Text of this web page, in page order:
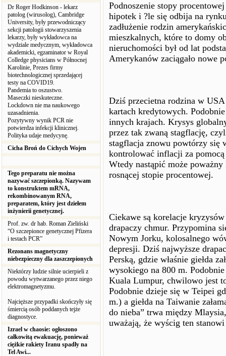
Dr Roger Hodkinson - lekarz
patolog (wirusolog), Cambridge
University, były przewodniczący
sekcji patologii stowarzyszenia
lekarzy, były wykładowca na
wydziale medycznym, wykładowca
akademicki, egzaminator w Royal
Colledge physicians w Północnej
Karolinie, Prezes firmy
biotechnologicznej sprzedającej
testy na COVID19.
Pandemia to oszustwo.
Maseczki nieskuteczne.
Lockdown nie ma naukowego
uzasadnienia.
Pozytywny wynik PCR nie
potwierdza infekcji klinicznej.
Polityka udaje medycynę.
Cicha Broń do Cichych Wojen
Tego preparatu nie można
nazywać szczepionką. Nazywam
to konstruktem mRNA,
rekombinowanym RNA,
preparatem, który jest dziełem
inżynierii genetycznej.
Prof. zw. dr hab. Roman Zieliński
“O szczepionce genetycznej Pfizera
i testach PCR”
Rezonans magnetyczny
niebezpieczny dla zaszczepionych
Niektórzy ludzie silnie ucierpieli z
powodu wytwarzanego przez niego
elektromagnetyzmu.
Najcięższe przypadki skończyły się
śmiercią osób poddanych tejże
diagnostyce.
Izrael w chaosie: ogłoszono
całkowitą ewakuację, ponieważ
ciężkie rakiety Iranu spadły na
Tel Awi...
Podnoszenie stopy
hipotek i ?le się odbija na
zadłużenie rodzin
mieszkalnych, które to domy
nieruchomości był od lat
Amerykanów zaciągało nowe
Dziś przecietna rodzina w
kartach kredytowych.
innych krajach. Krysys
przez tak zwaną stagflację,
stagflacja znowu powtórzy się
kontrolować inflacji za pomocą
Wtedy nastąpić może
rosnącej stopie procentowej.
Ciekawe są korelacje
drapaczy chmur. Przypomina
Nowym Jorku, kolosalnego
depresji. Dziś najwyższe
Perską, gdzie właśnie giełda
wysokiego na 800 m.
Kuala Lumpur, chwilowo jest
Podobnie dzieje się w Teipei
m.) a giełda na Taiwanie
do nieba” trwa między
uważają, że wyścig ten